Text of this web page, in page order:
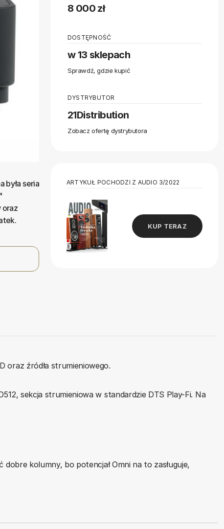
była seria
oraz
8 000 zł
DOSTĘPNOŚĆ
w 13 sklepach
Sprawdź, gdzie kupić
DYSTRYBUTOR
21Distribution
Zobacz ofertę dystrybutora
ARTYKUŁ POCHODZI Z AUDIO 3/2022
KUP TERAZ
oraz źródła strumieniowego.
sekcja strumieniowa w standardzie DTS Play-Fi. Na
kolumny, bo potencjał Omni na to zasługuje,